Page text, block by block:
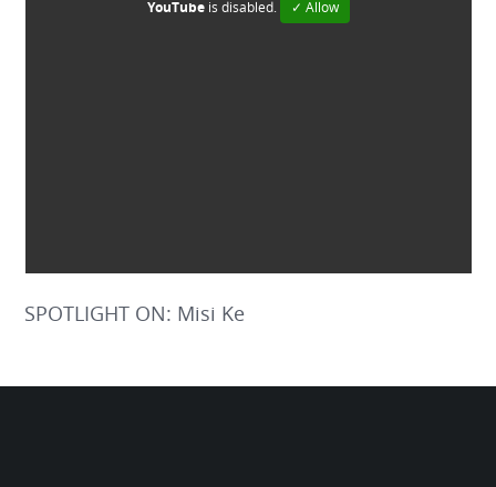
YouTubeis disabled. ✓ Allow
SPOTLIGHT ON: Misi Ke